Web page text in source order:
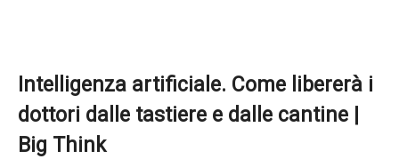
Intelligenza artificiale. Come libererà i
dottori dalle tastiere e dalle cantine |
Big Think